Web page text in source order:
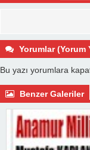
Yorumlar (Yorum
Bu yazı yorumlara
Benzer Galeriler